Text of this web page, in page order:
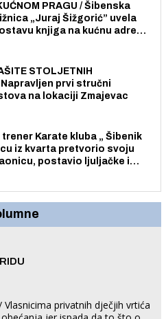
PRAGU / Šibenska
„Juraj Šižgorić” uvela
knjiga na kućnu adresu
STOLJETNIH
Napravljen prvi stručni
na lokaciji Zmajevac
trener Karate kluba „ Šibenik
iz kvarta pretvorio svoju
postavio ljuljačke i
Vlasnicima privatnih dječjih vrtića